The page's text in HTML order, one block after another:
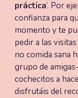
práctica‘. Por
confianza para
momento y te
pedir a las
no comida sana
grupo de
cochecitos a
disfrutáis del